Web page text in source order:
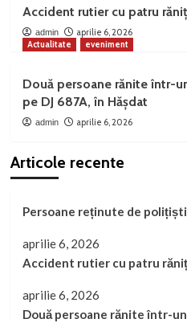
Accident rutier cu patru
admin
aprilie 6, 2026
Actualitate
eveniment
Două persoane rănite într-
pe DJ 687A, în Hășdat
admin aprilie 6, 2026
Articole recente
Persoane reținute de
aprilie 6, 2026
Accident rutier cu patru
aprilie 6, 2026
Două persoane rănite într-